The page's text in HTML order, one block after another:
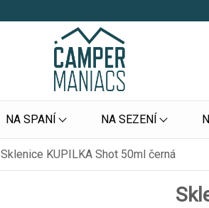
NA SPANÍ NA SEZENÍ
Sklenice KUPILKA Shot 50ml černá